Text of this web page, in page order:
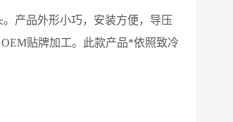
产品外形小巧，安装方便，导压
贴牌加工。此款产品*依照致冷